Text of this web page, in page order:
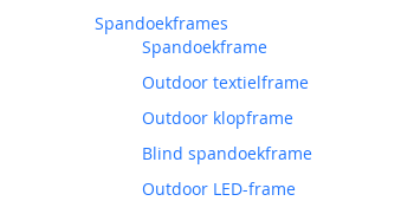
Spandoekframes
Spandoekframe
Outdoor textielframe
Outdoor klopframe
Blind spandoekframe
Outdoor LED-frame